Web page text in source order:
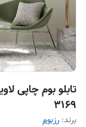
3169
برند: رزبوم